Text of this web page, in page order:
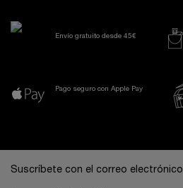
Envío gratuito desde 45€
Pago seguro con Apple Pay
Suscríbete con el correo electrónico